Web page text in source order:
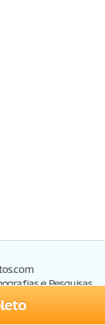
e Pesquisas